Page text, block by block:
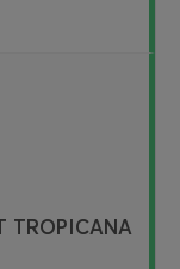
TROPICANA